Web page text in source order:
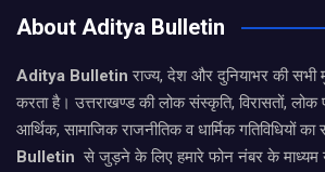
About Aditya Bulletin
Aditya Bulletinराज्य, देश और दुनियाभर की सभी
करता है। उत्तराखण्ड की लोक संस्कृति, विरासतों,
आर्थिक, सामाजिक राजनीतिक व धार्मिक गतिविधियों
Bulletin से जुड़ने के लिए हमारे फोन नंबर के